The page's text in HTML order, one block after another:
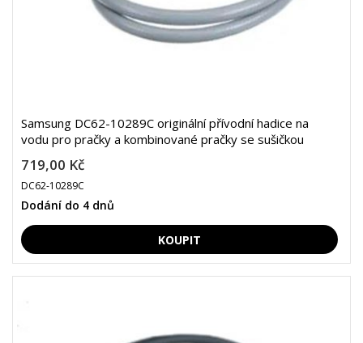
Samsung DC62-10289C originální přívodní hadice na
vodu pro pračky a kombinované pračky se sušičkou
719,00 Kč
DC62-10289C
Dodání do 4 dnů